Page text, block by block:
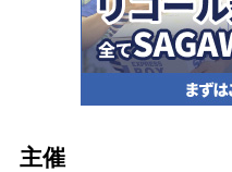
主催